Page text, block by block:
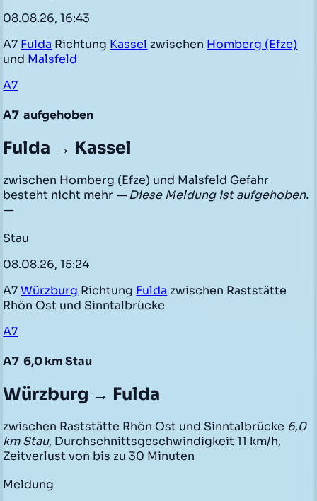
08.08.26, 16:43
A7 Fulda Richtung Kassel zwischen Homberg (Efze)
und Malsfeld
A7
A7 aufgehoben
Fulda → Kassel
zwischen Homberg (Efze) und Malsfeld Gefahr
besteht nicht mehr — Diese Meldung ist aufgehoben.
—
Stau
08.08.26, 15:24
A7Würzburg Richtung Fulda zwischen Raststätte
Rhön Ost und Sinntalbrücke
A7
A7 6,0 km Stau
Würzburg → Fulda
zwischen Raststätte Rhön Ost und Sinntalbrücke 6,0
km Stau, Durchschnittsgeschwindigkeit 11 km/h,
Zeitverlust von bis zu 30 Minuten
Meldung